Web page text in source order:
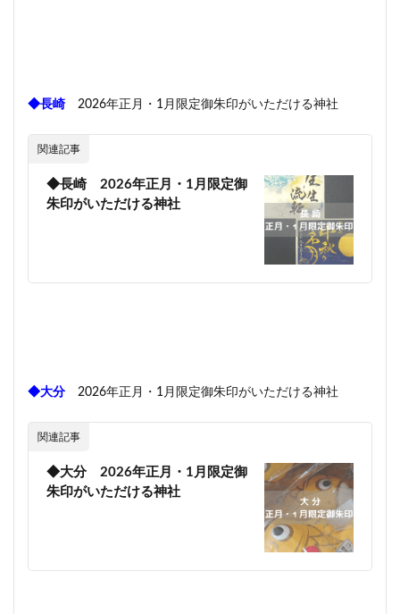
◆長崎 2026年正月・1月限定御朱印がいただける神社
関連記事
◆長崎 2026年正月・1月限定御
朱印がいただける神社
◆大分 2026年正月・1月限定御朱印がいただける神社
関連記事
◆大分 2026年正月・1月限定御
朱印がいただける神社